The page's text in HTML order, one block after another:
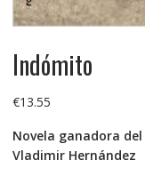
Indómito
€13.55
Novela ganadora del
Vladimir Hernández